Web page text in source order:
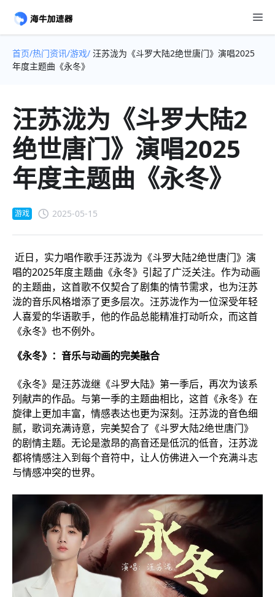
首页/热门资讯/游戏/ 汪苏泷为《斗罗大陆2绝世唐门》演唱2025
年度主题曲《永冬》
汪苏泷为《斗罗大陆2
绝世唐门》演唱2025
年度主题曲《永冬》
游戏 2025-05-15
近日，实力唱作歌手汪苏泷为《斗罗大陆2绝世唐门》演
唱的2025年度主题曲《永冬》引起了广泛关注。作为动画
的主题曲，这首歌不仅契合了剧集的情节需求，也为汪苏
泷的音乐风格增添了更多层次。汪苏泷作为一位深受年轻
人喜爱的华语歌手，他的作品总能精准打动听众，而这首
《永冬》也不例外。
《永冬》：音乐与动画的完美融合
《永冬》是汪苏泷继《斗罗大陆》第一季后，再次为该系
列献声的作品。与第一季的主题曲相比，这首《永冬》在
旋律上更加丰富，情感表达也更为深刻。汪苏泷的音色细
腻，歌词充满诗意，完美契合了《斗罗大陆2绝世唐门》
的剧情主题。无论是激昂的高音还是低沉的低音，汪苏泷
都将情感注入到每个音符中，让人仿佛进入一个充满斗志
与情感冲突的世界。